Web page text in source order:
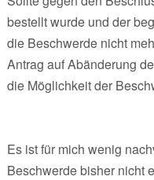
bestellt wurde und der
die Beschwerde nicht
Antrag auf Abänderung
die Möglichkeit der
Es ist für mich wenig
Beschwerde bisher nicht